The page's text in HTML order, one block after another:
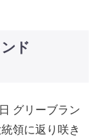
ド
グリーブラン
領に返り咲き